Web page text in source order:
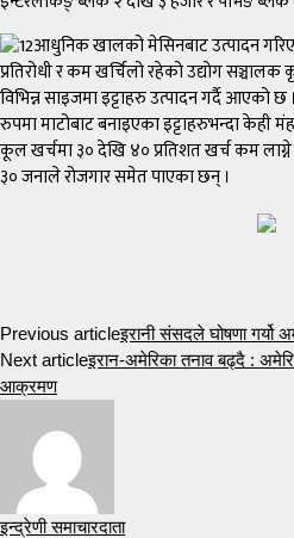
आधुनिक खालको मेसिनबाट उत्पादन
प्रतिरोधी र कम खर्चिलो रहेको उद्योग
विभिन्न साइजमा इट्टाहरु उत्पादन गर्दै आएको छ
रुपमा माटोबाट बनाइएका इट्टाहरुभन्दा केही
कूल खर्चमा ३० देखि ४० प्रतिशत खर्च कम
३० जनाले रोजगार समेत पाएका छन् ।
Previous articleइरानी संसदले घोषणा गर्यो
Next articleइरान-अमेरिका तनाव बढ्दै :
आक्रमण
इन्द्रेणी समाचारदाता